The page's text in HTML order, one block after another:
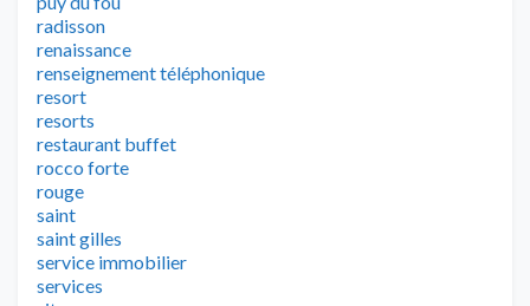
radisson
renaissance
renseignement téléphonique
resort
resorts
restaurant buffet
rocco forte
rouge
saint
saint gilles
service immobilier
services